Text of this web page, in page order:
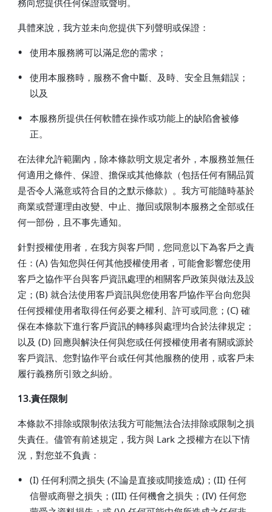
務向您提供任何保證或聲明。
具體來說，我方並未向您提供下列聲明或保證：
• 使用本服務將可以滿足您的需求；
• 使用本服務時，服務不會中斷、及時、安全且無錯誤；
以及
• 本服務所提供任何軟體在操作或功能上的缺陷會被修
正。
在法律允許範圍內，除本條款明文規定者外，本服務並無任
何適用之條件、保證、擔保或其他條款（包括任何有關品質
是否令人滿意或符合目的之默示條款）。我方可能隨時基於
商業或營運理由改變、中止、撤回或限制本服務之全部或任
何一部份，且不事先通知。
針對授權使用者，在我方與客戶間，您同意以下為客戶之責
任：(A) 告知您與任何其他授權使用者，可能會影響您使用
客戶之協作平台與客戶資訊處理的相關客戶政策與做法及設
定；(B) 就合法使用客戶資訊與您使用客戶協作平台向您與
任何授權使用者取得任何必要之權利、許可或同意；(C) 確
保在本條款下進行客戶資訊的轉移與處理均合於法律規定；
以及 (D) 回應與解決任何與您或任何授權使用者有關或源於
客戶資訊、您對協作平台或任何其他服務的使用，或客戶未
履行義務所引致之糾紛。
13.責任限制
本條款不排除或限制依法我方可能無法合法排除或限制之損
失責任。儘管有前述規定，我方與 Lark 之授權方在以下情
況，對您並不負責：
• (I) 任何利潤之損失 (不論是直接或間接造成)；(II) 任何
信譽或商譽之損失；(III) 任何機會之損失；(IV) 任何您